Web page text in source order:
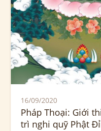
16/09/2020
Pháp Thoại: Giới
trì nghi quỹ Phật